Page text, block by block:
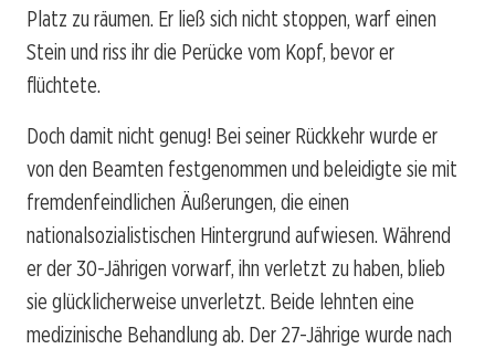
Platz zu räumen. Er ließ sich nicht stoppen, warf einen
Stein und riss ihr die Perücke vom Kopf, bevor er
flüchtete.
Doch damit nicht genug! Bei seiner Rückkehr wurde er
von den Beamten festgenommen und beleidigte sie mit
fremdenfeindlichen Äußerungen, die einen
nationalsozialistischen Hintergrund aufwiesen. Während
er der 30-Jährigen vorwarf, ihn verletzt zu haben, blieb
sie glücklicherweise unverletzt. Beide lehnten eine
medizinische Behandlung ab. Der 27-Jährige wurde nach